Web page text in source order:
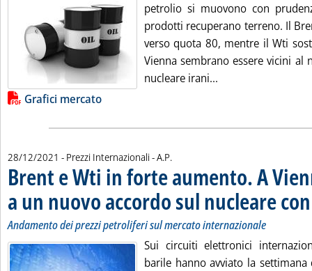
petrolio si muovono con
prodotti recuperano terreno. Il
verso quota 80, mentre il Wti
Vienna sembrano essere vicini al
nucleare irani...
Lista allegati PDF alla notizia
Grafici mercato
28/12/2021 - Prezzi Internazionali -di:
A.P.
Brent e Wti in forte aumento. A
a un nuovo accordo sul nucleare
Andamento dei prezzi petroliferi sul mercato internazionale
Sui circuiti elettronici
barile hanno avviato la